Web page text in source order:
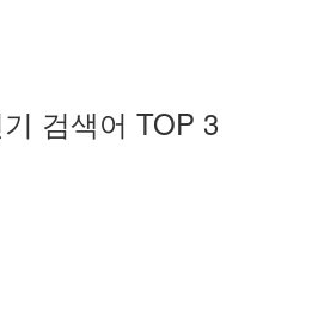
검색어 TOP 3